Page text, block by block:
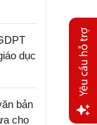
dục
bản
cho